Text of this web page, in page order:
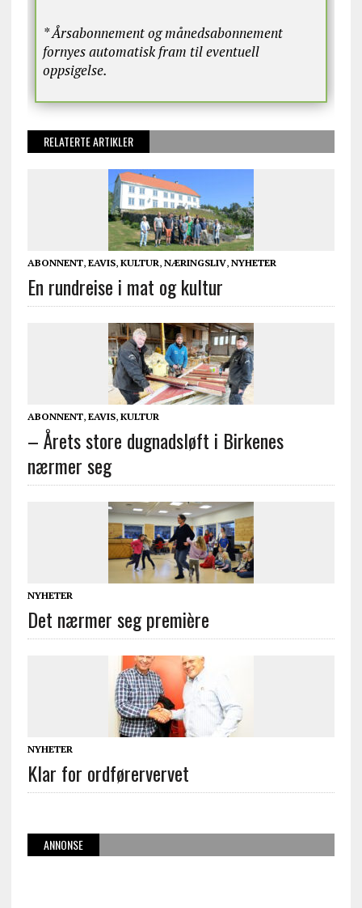
* Årsabonnement og månedsabonnement
fornyes automatisk fram til eventuell
oppsigelse.
RELATERTE ARTIKLER
ABONNENT, EAVIS, KULTUR, NÆRINGSLIV, NYHETER
En rundreise i mat og kultur
ABONNENT, EAVIS, KULTUR
– Årets store dugnadsløft i Birkenes
nærmer seg
NYHETER
Det nærmer seg première
NYHETER
Klar for ordførervervet
ANNONSE